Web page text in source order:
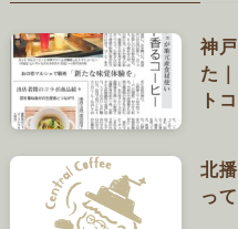
神
た
ト
北
っ